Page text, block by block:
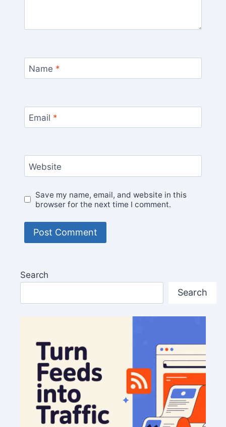
Name *
Email *
Website
Save my name, email, and website in this
browser for the next time I comment.
Search
Search